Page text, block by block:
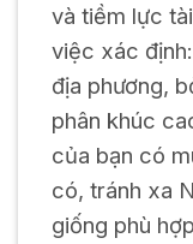
và tiềm lực
việc xác
địa phương,
phân khúc
của bạn có
có, tránh xa
giống phù